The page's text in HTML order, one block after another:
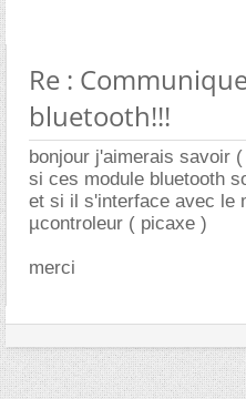
Re :
bluetooth!!!
bonjour j'aimerais savoir
si ces module bluetooth
et si il s'interface avec le
µcontroleur ( picaxe )
merci